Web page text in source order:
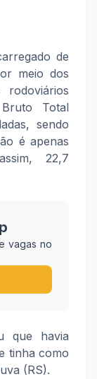
de
meio dos
Total
sendo
é apenas
22,7
vagas no
que havia
tinha como
(RS).